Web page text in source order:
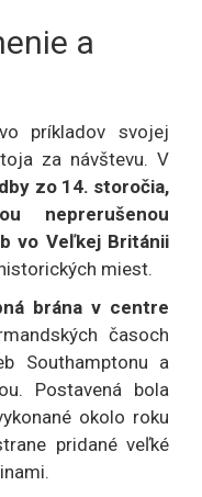
a
príkladov svojej
za návštevu. V
zo 14. storočia,
neprerušenou
vo Veľkej Británii
miest.
brána v centre
časoch
Southamptonu a
Postavená bola
okolo roku
pridané veľké